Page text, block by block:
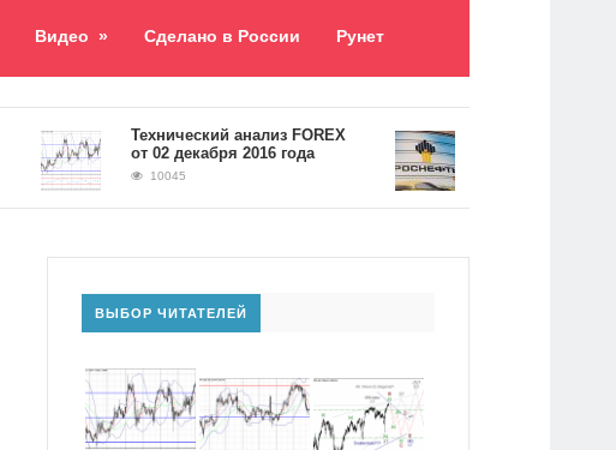
Видео » Сделано в России Рунет
​Технический анализ FOREX
от 02 декабря 2016 года
10045
Долг «Роснефти»
5,2 триллиона
ВЫБОР ЧИТАТЕЛЕЙ